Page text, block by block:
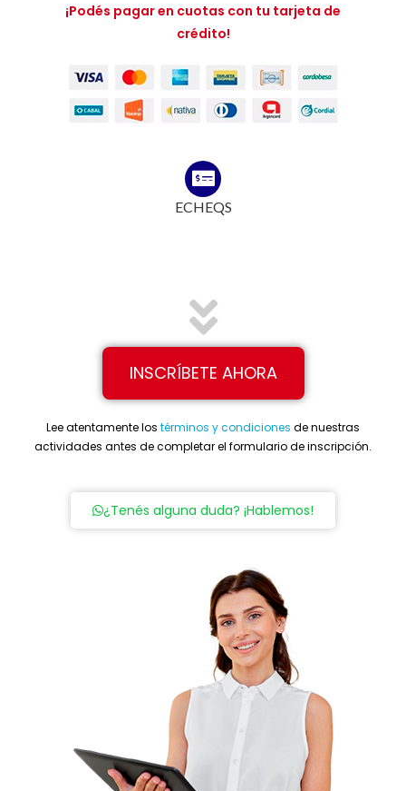
¡Podés pagar en cuotas con tu tarjeta de
crédito!
ECHEQS
INSCRÍBETE AHORA
Lee atentamente los términos y condiciones de nuestras
actividades antes de completar el formulario de inscripción.
¿Tenés alguna duda? ¡Hablemos!